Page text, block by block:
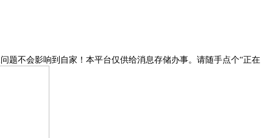
题不会影响到自家！本平台仅供给消息存储办事。请随手点个“正在